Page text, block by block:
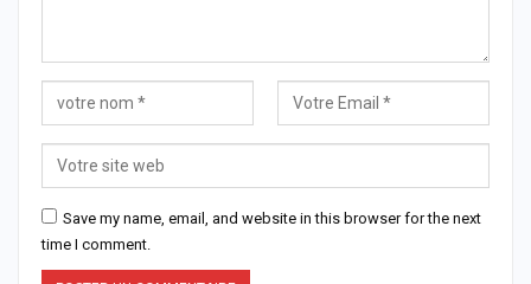
Save my name, email, and website in this browser for the next
time I comment.